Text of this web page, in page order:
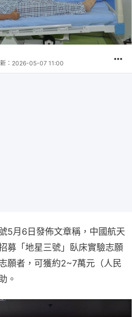
： 2026-05-07 11:00
5月6日發佈文章稱，中國航天
募「地星三號」臥床實驗志願
願者，可獲約2~7萬元（人民
。